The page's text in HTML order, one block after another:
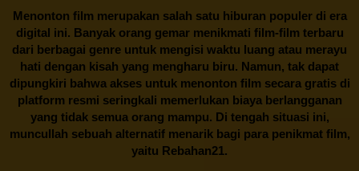
Menonton film merupakan salah satu hiburan populer di era
digital ini. Banyak orang gemar menikmati film-film terbaru
dari berbagai genre untuk mengisi waktu luang atau merayu
hati dengan kisah yang mengharu biru. Namun, tak dapat
dipungkiri bahwa akses untuk menonton film secara gratis di
platform resmi seringkali memerlukan biaya berlangganan
yang tidak semua orang mampu. Di tengah situasi ini,
muncullah sebuah alternatif menarik bagi para penikmat film,
yaitu Rebahan21.